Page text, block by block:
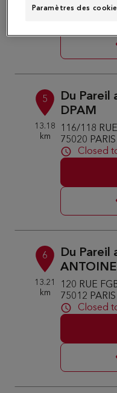
5
13.18
km
Du Pareil
DPAM
116/118
75020 PARIS
Closed
6
13.21
km
Du Pareil
120 RUE
75012 PARIS
Closed
Paramètres des